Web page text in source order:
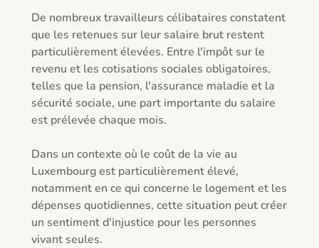
De nombreux travailleurs célibataires constatent
que les retenues sur leur salaire brut restent
particulièrement élevées. Entre l'impôt sur le
revenu et les cotisations sociales obligatoires,
telles que la pension, l'assurance maladie et la
sécurité sociale, une part importante du salaire
est prélevée chaque mois.
Dans un contexte où le coût de la vie au
Luxembourg est particulièrement élevé,
notamment en ce qui concerne le logement et les
dépenses quotidiennes, cette situation peut créer
un sentiment d'injustice pour les personnes
vivant seules.